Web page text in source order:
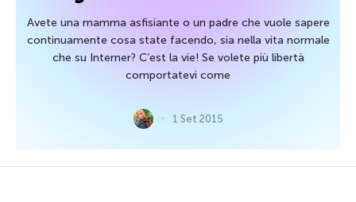
Avete una mamma asfisiante o un padre che vuole sapere
continuamente cosa state facendo, sia nella vita normale
che su Interner? C’est la vie! Se volete più libertà
comportatevi come
1 Set 2015